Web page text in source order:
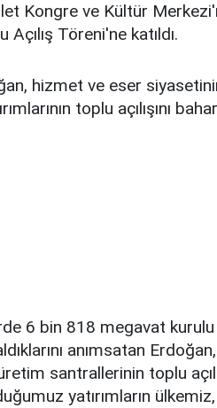
Kongre ve Kültür
Açılış Töreni'ne katıldı.
hizmet ve eser
toplu açılışını
6 bin 818 megavat
anımsatan
santrallerinin toplu
yatırımların